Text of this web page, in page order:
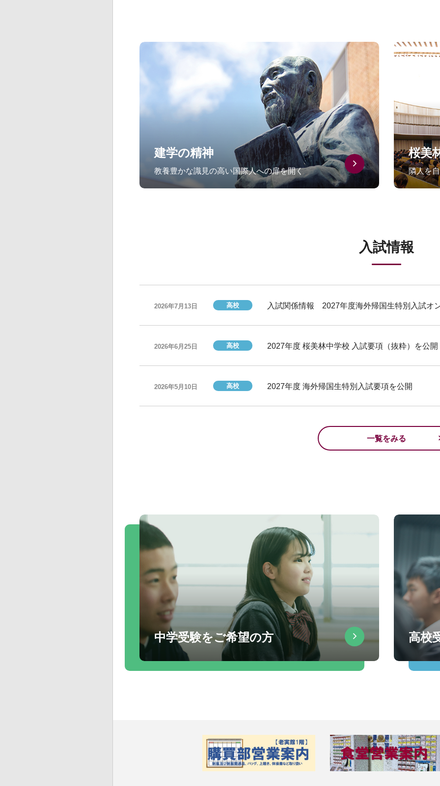
建学の精神
教養豊かな識見の高い国際人への扉を開く
桜美
隣人を
入試情報
2026年7月13日 高校 入試関係情報 2027年度海外帰国生特別入試オ
2026年6月25日 高校 2027年度 桜美林中学校 入試要項（抜粋）を公開
2026年5月10日 高校 2027年度 海外帰国生特別入試要項を公開
一覧をみる
中学受験をご希望の方 高校